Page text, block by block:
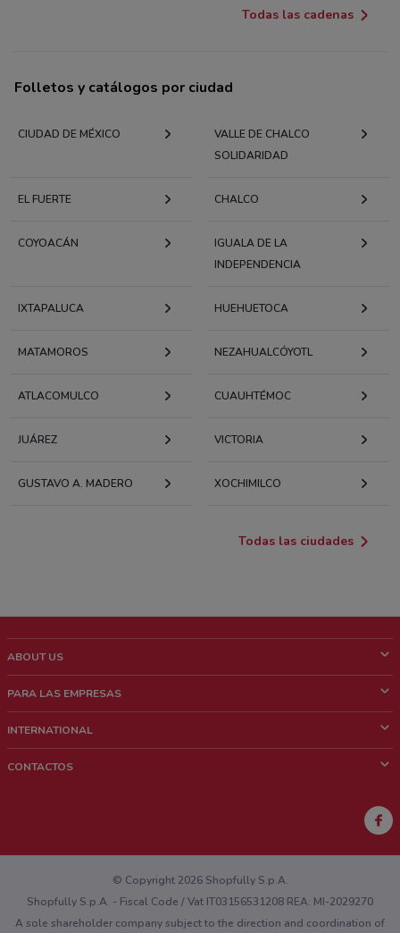
Todas las cadenas
Folletos y catálogos por ciudad
CIUDAD DE MÉXICO
VALLE DE CHALCO
SOLIDARIDAD
EL FUERTE CHALCO
COYOACÁN
IGUALA DE LA
INDEPENDENCIA
IXTAPALUCA HUEHUETOCA
MATAMOROS NEZAHUALCÓYOTL
ATLACOMULCO CUAUHTÉMOC
JUÁREZ VICTORIA
GUSTAVO A. MADERO XOCHIMILCO
Todas las ciudades
ABOUT US
¿Quiénes Somos?
Trabaja con nosotros
PARA LAS EMPRESAS
Contacto comercial
INTERNATIONAL
CONTACTOS
¿Encontraste un problema en la web o en la aplicación?
© Copyright 2026 Shopfully S.p.A.
Shopfully S.p.A. - Fiscal Code / Vat IT03156531208 REA: MI-2029270
A sole shareholder company subject to the direction and coordination of